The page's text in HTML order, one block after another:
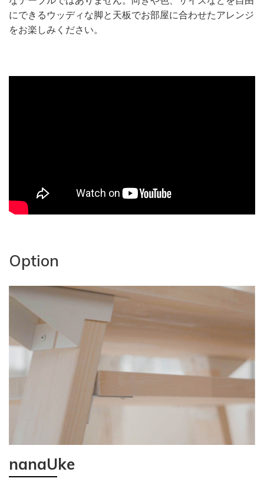
にできるウッディな脚と天板でお部屋に合わせたアレンジ
をお楽しみください。
Option
nanaUke